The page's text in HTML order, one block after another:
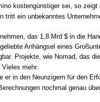
kostengünstiger sei, so
tritt ein unbekanntes
das 1,8 Mrd $ in die
Anhängsel eines
Projekte, wie Nomad, das
Vieles mehr.
in den Neunzigern für den
nochmal genau